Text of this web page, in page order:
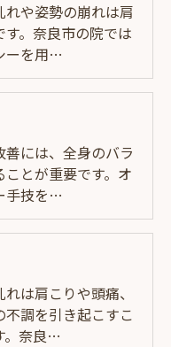
れや姿勢の崩れは肩
す。奈良市の院では
ーを用…
善には、全身のバラ
ことが重要です。オ
手技を…
は肩こりや頭痛、
不調を引き起こすこ
。奈良…